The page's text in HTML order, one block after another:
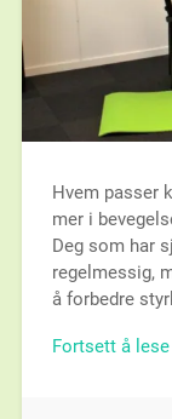
Hvem passer
mer i
Deg som har
regelmessig,
å forbedre
Fortsett å